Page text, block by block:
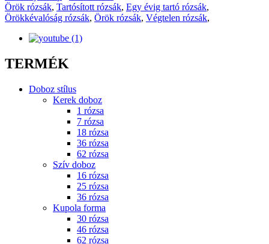
Örök rózsák, Tartósított rózsák, Egy évig tartó rózsák,
Örökkévalóság rózsák, Örök rózsák, Végtelen rózsák,
TERMÉK
Doboz stílus
Kerek doboz
1 rózsa
7 rózsa
18 rózsa
36 rózsa
62 rózsa
Szív doboz
16 rózsa
25 rózsa
36 rózsa
Kupola forma
30 rózsa
46 rózsa
62 rózsa